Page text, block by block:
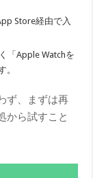
Store経由で入
「Apple Watchを
。
ず、まずは再
から試すこと